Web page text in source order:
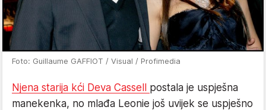
Foto: Guillaume GAFFIOT / Visual / Profimedia
Njena starija kći Deva Cassell postala je uspješna
manekenka, no mlađa Leonie još uvijek se uspješno